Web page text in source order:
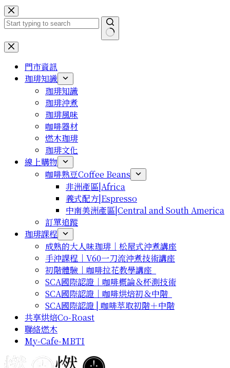
跳
至
要
找
門市資訊
珈琲知識
珈琲知識
珈琲沖煮
珈琲風味
咖啡器材
燃木珈琲
珈琲文化
線上購物
咖啡熟豆Coffee Beans
非洲產區|Africa
義式配方|Espresso
中南美洲產區|Central and South America
訂單追蹤
珈琲課程
成熟的大人味珈琲｜松屋式沖煮講座
手沖課程｜V60一刀流沖煮技術講座
初階體驗｜咖啡拉花教學講座
SCA國際認證｜咖啡概論＆杯測技術
SCA國際認證｜咖啡烘焙初＆中階
SCA國際認證 | 咖啡萃取初階＋中階
共享烘焙Co-Roast
聯絡燃木
My-Cafe-MBTI